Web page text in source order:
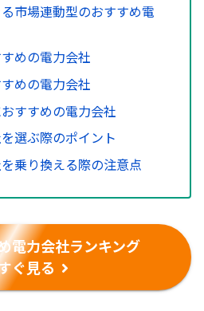
市場連動型のおすすめ電
めの電力会社
めの電力会社
すすめの電力会社
選ぶ際のポイント
乗り換える際の注意点
電力会社ランキング
ぐ見る